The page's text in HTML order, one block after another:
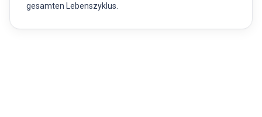
gesamten Lebenszyklus.